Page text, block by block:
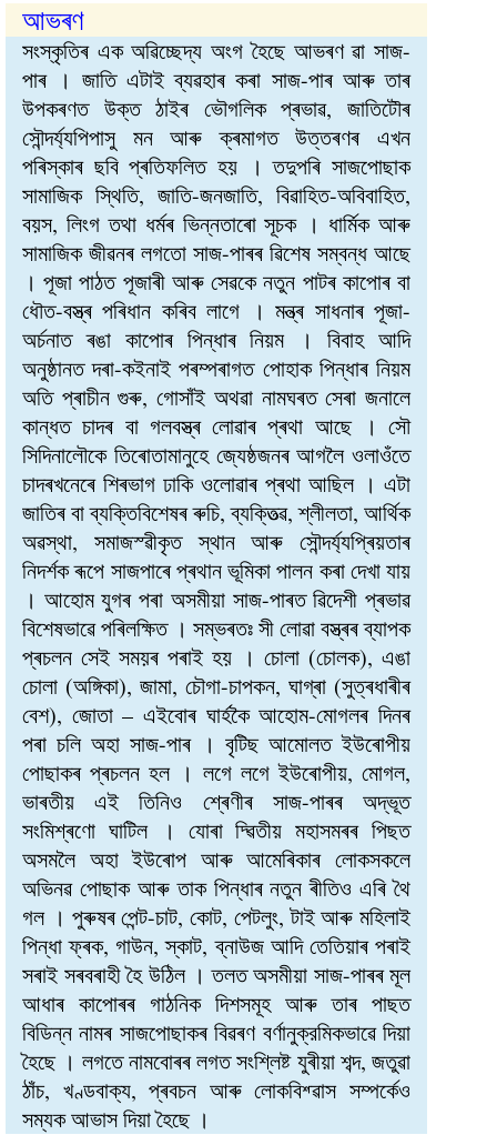
আভৰণ
সংস্কৃতিৰ এক অৱিচ্ছেদ্য অংগ হৈছে আভৰণ ৱা সাজ-
পাৰ । জাতি এটাই ব্যৱহাৰ কৰা সাজ-পাৰ আৰু তাৰ
উপকৰণত উক্ত ঠাইৰ ভৌগলিক প্ৰভাৱ, জাতিটৌৰ
সৌন্দৰ্য্যপিপাসু মন আৰু ক্ৰমাগত উত্তৰণৰ এখন
পৰিস্কাৰ ছবি প্ৰতিফলিত হয় । তদুপৰি সাজপোছাক
সামাজিক স্থিতি, জাতি-জনজাতি, বিৱাহিত-অবিবাহিত,
বয়স, লিংগ তথা ধৰ্মৰ ভিন্নতাৰো সূচক । ধাৰ্মিক আৰু
সামাজিক জীৱনৰ লগতো সাজ-পাৰৰ ৱিশেষ সম্বন্ধ আছে
। পূজা পাঠত পূজাৰী আৰু সেৱকে নতুন পাটৰ কাপোৰ বা
ধৌত-বস্ত্ৰ পৰিধান কৰিব লাগে । মন্ত্ৰ সাধনাৰ পূজা-
অৰ্চনাত ৰঙা কাপোৰ পিন্ধাৰ নিয়ম । বিবাহ আদি
অনুষ্ঠানত দৰা-কইনাই পৰম্পৰাগত পোহাক পিন্ধাৰ নিয়ম
অতি প্ৰাচীন গুৰু, গোসাঁই অথৱা নামঘৰত সেৰা জনালে
কান্ধত চাদৰ বা গলবস্ত্ৰ লোৱাৰ প্ৰথা আছে । সৌ
সিদিনালৌকে তিৰোতামানুহে জ্যেষ্ঠজনৰ আগলৈ ওলাওঁতে
চাদৰখনেৰে শিৰভাগ ঢাকি ওলোৱাৰ প্ৰথা আছিল । এটা
জাতিৰ বা ব্যক্তিবিশেষৰ ৰুচি, ব্যক্তিত্ৱ, শ্লীলতা, আৰ্থিক
অৱস্থা, সমাজস্ৱীকৃত স্থান আৰু সৌন্দৰ্য্যপ্ৰিয়তাৰ
নিদৰ্শক ৰূপে সাজপাৰে প্ৰথান ভূমিকা পালন কৰা দেখা যায়
। আহোম যুগৰ পৰা অসমীয়া সাজ-পাৰত ৱিদেশী প্ৰভাৱ
বিশেষভাৱে পৰিলক্ষিত । সম্ভৰতঃ সী লোৱা বস্ত্ৰৰ ব্যাপক
প্ৰচলন সেই সময়ৰ পৰাই হয় । চোলা (চোলক), এঙা
চোলা (অঙ্গিকা), জামা, চৌগা-চাপকন, ঘাগ্ৰা (সুত্ৰধাৰীৰ
বেশ), জোতা – এইবোৰ ঘাৰ্হকৈ আহোম-মোগলৰ দিনৰ
পৰা চলি অহা সাজ-পাৰ । বৃটিছ আমোলত ইউৰোপীয়
পোছাকৰ প্ৰচলন হল । লগে লগে ইউৰোপীয়, মোগল,
ভাৰতীয় এই তিনিও শ্ৰেণীৰ সাজ-পাৰৰ অদ্ভূত
সংমিশ্ৰণো ঘাটিল । যোৰা দ্ৱিতীয় মহাসমৰৰ পিছত
অসমলৈ অহা ইউৰোপ আৰু আমেৰিকাৰ লোকসকলে
অভিনৱ পোছাক আৰু তাক পিন্ধাৰ নতুন ৰীতিও এৰি থৈ
গল । পুৰুষৰ পেন্ট-চাট, কোট, পেটলুং, টাই আৰু মহিলাই
পিন্ধা ফ্ৰক, গাউন, স্কাট, ব্নাউজ আদি তেতিয়াৰ পৰাই
সৰাই সৰবৰাহী হৈ উঠিল । তলত অসমীয়া সাজ-পাৰৰ মূল
আধাৰ কাপোৰৰ গাঠনিক দিশসমূহ আৰু তাৰ পাছত
বিডিন্ন নামৰ সাজপোছাকৰ বিৱৰণ বর্ণানুক্রমিকভাৱে দিয়া
হৈছে । লগতে নামবোৰৰ লগত সংশ্লিষ্ট যুৰীয়া শব্দ, জতুৱা
ঠাঁচ, খণ্ডবাক্য, প্ৰবচন আৰু লোকবিশ্ৱাস সম্পৰ্কেও
সম্যক আভাস দিয়া হৈছে ।